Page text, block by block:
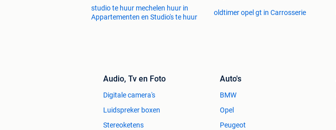
studio te huur mechelen huur in
Appartementen en Studio's te huur
oldtimer opel gt in Carrosserie
Audio, Tv en Foto
Digitale camera's
Luidspreker boxen
Stereoketens
Auto's
BMW
Opel
Peugeot